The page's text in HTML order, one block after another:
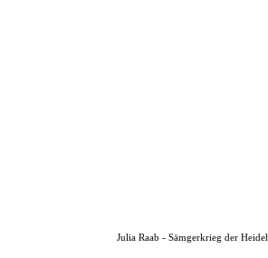
Julia Raab - Sämgerkrieg der